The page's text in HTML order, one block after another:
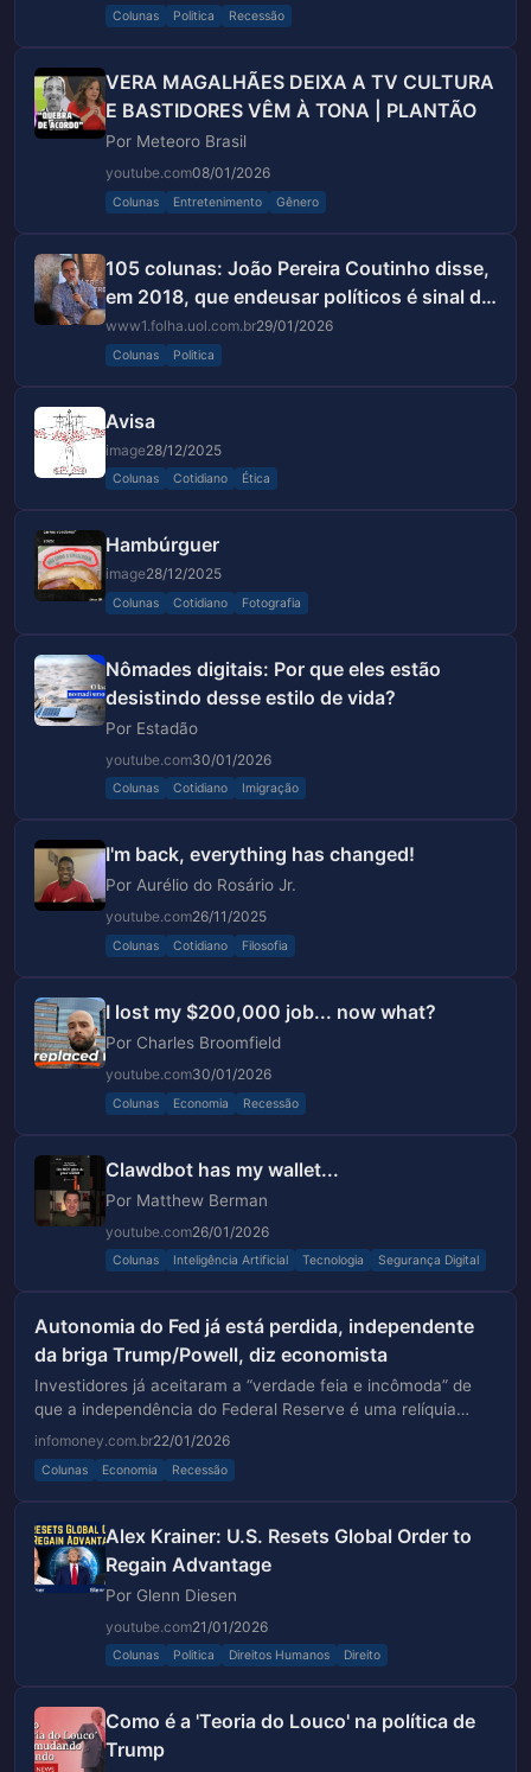
Colunas Politica Recessão
VERA MAGALHÃES DEIXA A TV CULTURA
E BASTIDORES VÊM À TONA | PLANTÃO
Por Meteoro Brasil
youtube.com08/01/2026
Colunas Entretenimento Gênero
105 colunas: João Pereira Coutinho disse,
em 2018, que endeusar políticos é sinal de
doença mental; leia
www1.folha.uol.com.br29/01/2026
Colunas Politica
Avisa
image28/12/2025
Colunas Cotidiano Ética
Hambúrguer
image28/12/2025
Colunas Cotidiano Fotografia
Nômades digitais: Por que eles estão
desistindo desse estilo de vida?
Por Estadão
youtube.com30/01/2026
Colunas Cotidiano Imigração
I'm back, everything has changed!
Por Aurélio do Rosário Jr.
youtube.com26/11/2025
Colunas Cotidiano Filosofia
I lost my $200,000 job... now what?
Por Charles Broomfield
youtube.com30/01/2026
Colunas Economia Recessão
Clawdbot has my wallet...
Por Matthew Berman
youtube.com26/01/2026
Colunas Inteligência Artificial Tecnologia Segurança Digital
Autonomia do Fed já está perdida, independente
da briga Trump/Powell, diz economista
Investidores já aceitaram a “verdade feia e incômoda” de
que a independência do Federal Reserve é uma relíquia
passada, afirma Tyler Cowen
infomoney.com.br22/01/2026
Colunas Economia Recessão
Alex Krainer: U.S. Resets Global Order to
Regain Advantage
Por Glenn Diesen
youtube.com21/01/2026
Colunas Politica Direitos Humanos Direito
Como é a 'Teoria do Louco' na política de
Trump